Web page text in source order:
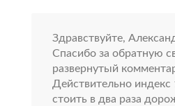
Здравствуйте,
Спасибо за обратную
развернутый
Действительно индекс
стоить в два раза